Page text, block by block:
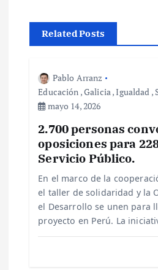
e
g
Related Posts
Pablo Arranz
Educación ,Galicia ,Igualdad ,
mayo 14, 2026
2.700 personas
oposiciones para
Servicio Público.
En el marco de la
el taller de solidaridad y la
el Desarrollo se unen para
proyecto en Perú. La